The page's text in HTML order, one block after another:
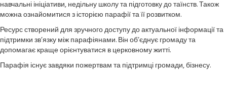
навчальні ініціативи, недільну школу та підготовку до таїнств. Також
можна ознайомитися з історією парафії та її розвитком.
Ресурс створений для зручного доступу до актуальної інформації та
підтримки зв’язку між парафіянами. Він об’єднує громаду та
допомагає краще орієнтуватися в церковному житті.
Парафія існує завдяки пожертвам та підтримці громади, бізнесу.